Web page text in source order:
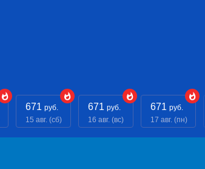
671 руб.
15 авг. (сб)
671 руб.
16 авг. (вс)
671 руб.
17 авг. (пн)